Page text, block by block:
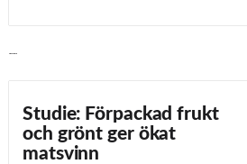
Studie: Förpackad frukt
och grönt ger ökat
matsvinn